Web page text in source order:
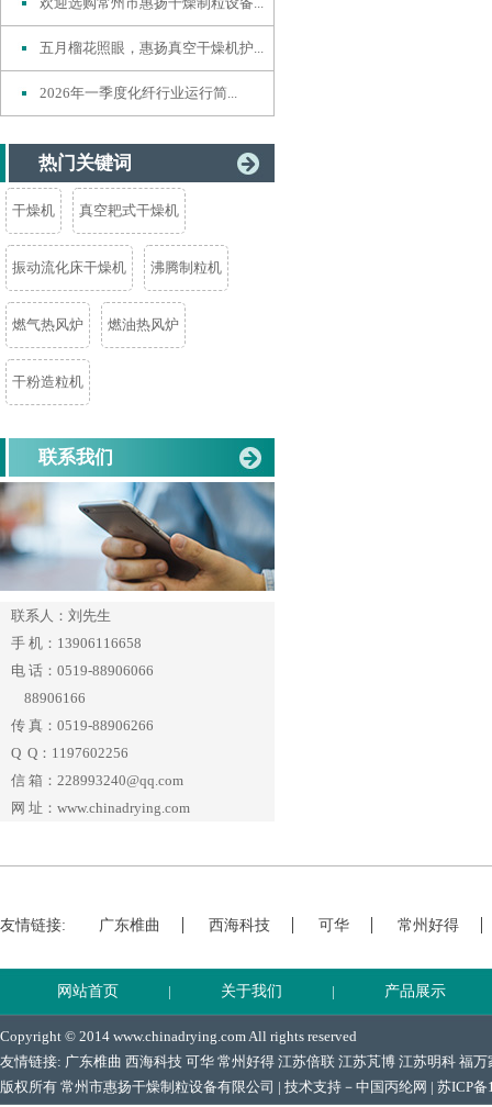
五月榴花照眼，惠扬真空干燥机护...
2026年一季度化纤行业运行简...
热门关键词
干燥机 真空耙式干燥机
振动流化床干燥机 沸腾制粒机
燃气热风炉 燃油热风炉
干粉造粒机
联系我们
联系人：刘先生
手 机：13906116658
电 话：0519-88906066
88906166
传 真：0519-88906266
Q Q：1197602256
信 箱：228993240@qq.com
网 址：www.chinadrying.com
友情链接: 广东椎曲 西海科技 可华 常州好得
网站首页 | 关于我们 | 产品展示
Copyright © 2014 www.chinadrying.com All rights reserved
友情链接: 广东椎曲 西海科技 可华 常州好得 江苏倍联 江苏芃博 江苏明科 福万
版权所有 常州市惠扬干燥制粒设备有限公司 | 技术支持－ 中国丙纶网 | 苏ICP备